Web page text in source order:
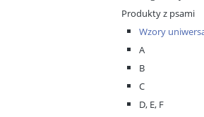
Produkty z psami
Wzory
A
B
C
D, E, F